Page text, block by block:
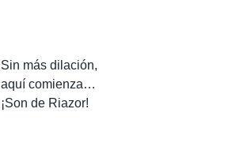
Sin más dilación,
aquí comienza…
¡Son de Riazor!